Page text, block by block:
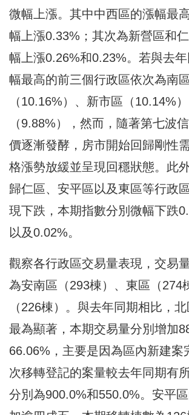
微幅上漲。其中中西區的漲幅最
幅上漲0.33%；其次為新營區和
幅上漲0.26%和0.23%。若與去
幅最高的前三個行政區依次為南
（10.16%）、新市區（10.14%
（9.88%），然而，隨著第七波
價逐漸發酵，房市開始回歸剛性
格漲勢放緩並呈現回穩狀態。此
歸仁區、安平區以及東區等行政
現下跌，本期指數分別微幅下跌
以及0.02%。
觀察各行政區交易量表現，交易
為安南區（293棟）、東區（274
（226棟）。與去年同期相比，
最為顯著，本期交易量分別增加
66.06%，主要是因為區內新建案
次移轉登記的案量較去年同期有
分別為900.0%和550.0%。安平